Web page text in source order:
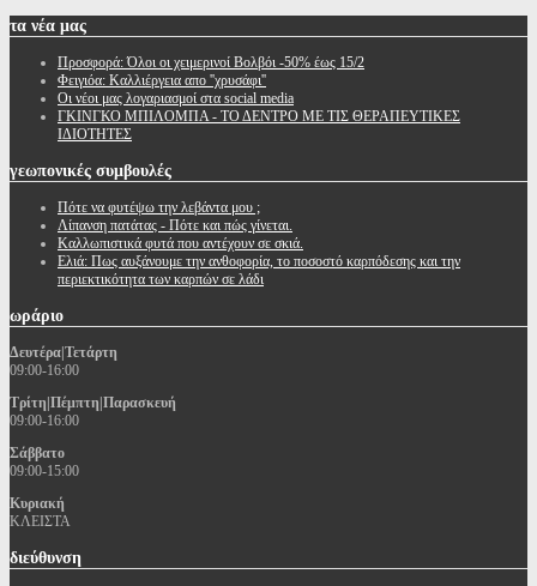
τα νέα μας
Προσφορά: Όλοι οι χειμερινοί Βολβόι -50% έως 15/2
Φειγιόα: Καλλιέργεια απο ''χρυσάφι''
Oι νέοι μας λογαριασμοί στα social media
ΓΚΙΝΓΚΟ ΜΠΙΛΟΜΠΑ - ΤΟ ΔΕΝΤΡΟ ΜΕ ΤΙΣ ΘΕΡΑΠΕΥΤΙΚΕΣ
ΙΔΙΟΤΗΤΕΣ
γεωπονικές συμβουλές
Πότε να φυτέψω την λεβάντα μου ;
Λίπανση πατάτας - Πότε και πώς γίνεται.
Καλλωπιστικά φυτά που αντέχουν σε σκιά.
Ελιά: Πως αυξάνουμε την ανθοφορία, το ποσοστό καρπόδεσης και την
περιεκτικότητα των καρπών σε λάδι
ωράριο
Δευτέρα|Τετάρτη
09:00-16:00
Τρίτη|Πέμπτη|Παρασκευή
09:00-16:00
Σάββατο
09:00-15:00
Κυριακή
ΚΛΕΙΣΤΑ
διεύθυνση